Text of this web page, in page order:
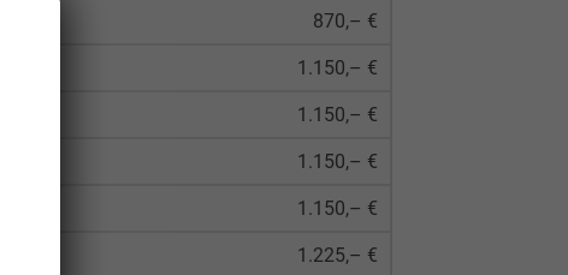
870,– €
1.150,– €
1.150,– €
1.150,– €
1.150,– €
1.225,– €